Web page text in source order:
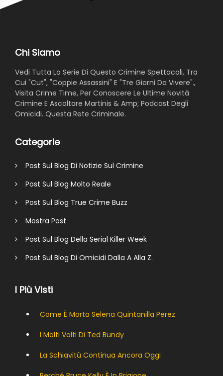
Chi Siamo
Vedi Tutta La Serie Di Questo Crimine Spettacoli, Tra
Cui "Cut", "Coppie Assassini" E "Tre Giorni Da Vivere".,
Visita Crime Time, Per Conoscere Le Ultime Novità
Crimine E Ascoltare Martinis & Amp; Podcast Degli
Omicidi. Questa Rete Criminale.
Categorie
Post Sul Blog Di Notizie Sul Crimine
Post Sul Blog Molto Reale
Post Sul Blog True Crime Buzz
Mostra Post
Post Sul Blog Della Serial Killer Week
Post Sul Blog Di Omicidi Dalla A Alla Z.
I Più Visti
Come È Morta Selena Quintanilla Perez
I Molti Volti Di Ted Bundy
La Schiavitù Continua Ancora Oggi